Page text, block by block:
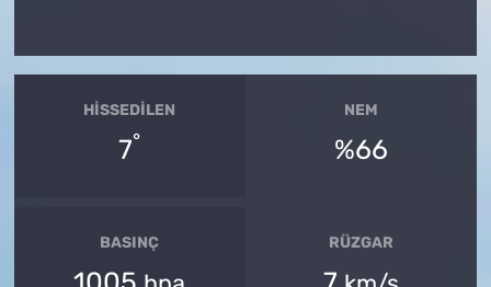
HISSEDILEN
7°
NEM
%66
BASINÇ RÜZGAR